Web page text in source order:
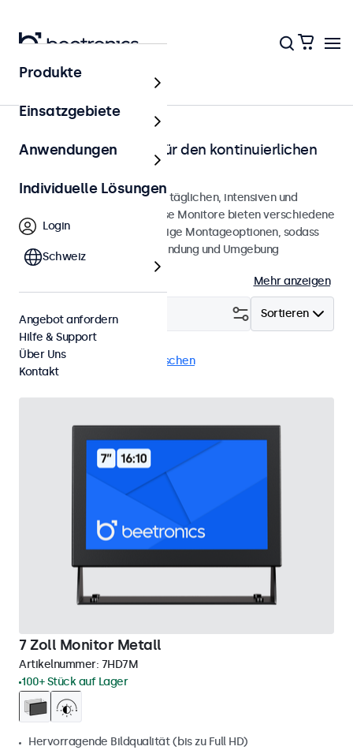
Startseite
Monitore entwickelt für den kontinuierlichen
Monitore, entwickelt für den täglichen, intensiven und
kontinuierlichen Einsatz. Diese Monitore bieten verschiedene
Videoanschlüsse und vielseitige Montageoptionen, sodass
sie sich nahtlos in jede Anwendung und Umgebung
integrieren lassen.
Mehr anzeigen
Sortieren
Filtern (24
24/7-Einsatz Alle Filter löschen
7 Zoll Monitor Metall
Artikelnummer: 7HD7M
100+ Stück auf Lager
Hervorragende Bildqualität (bis zu Full HD)
Produkte
Einsatzgebiete
Anwendungen
Individuelle Lösungen
Login
Schweiz
Angebot anfordern
Hilfe & Support
Über Uns
Kontakt